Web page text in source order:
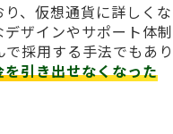
、仮想通貨に詳しくな
ザインやサポート体制
採用する手法でもあり
を引き出せなくなった